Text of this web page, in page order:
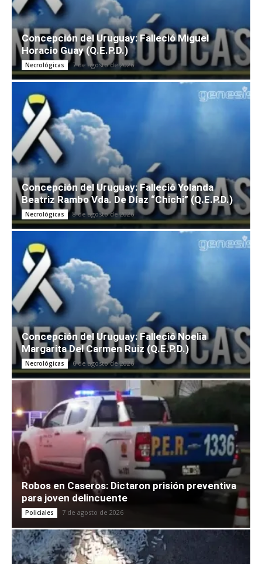
Concepción del Uruguay: Falleció Miguel
Horacio Guay (Q.E.P.D.)
Necrológicas 7 de agosto de 2026
Concepción del Uruguay: Falleció Yolanda
Beatriz Rambo Vda. De Díaz “Chichi” (Q.E.P.D.)
Necrológicas 8 de agosto de 2026
Concepción del Uruguay: Falleció Noelia
Margarita Del Carmen Ruiz (Q.E.P.D.)
Necrológicas 6 de agosto de 2026
Robos en Caseros: Dictaron prisión preventiva
para joven delincuente
Policiales 7 de agosto de 2026